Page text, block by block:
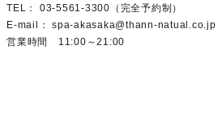
TEL： 03-5561-3300（完全予約制）
E-mail： spa-akasaka@thann-natual.co.jp
営業時間 11:00～21:00